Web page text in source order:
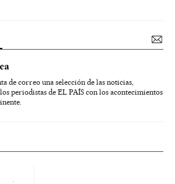
de correo una selección de las noticias,
periodistas de EL PAÍS con los acontecimientos